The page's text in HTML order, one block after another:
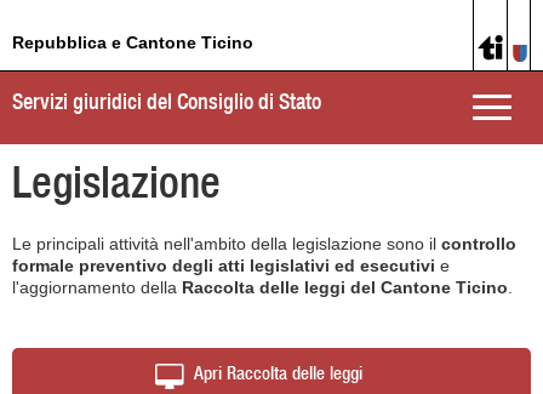
Repubblica e Cantone Ticino
Toggle
Servizi giuridici del Consiglio di Stato
Legislazione
Le principali attività nell'ambito della legislazione sono il controllo
formale preventivo degli atti legislativi ed esecutivi e
l'aggiornamento della Raccolta delle leggi del Cantone Ticino
Apri Raccolta delle leggi